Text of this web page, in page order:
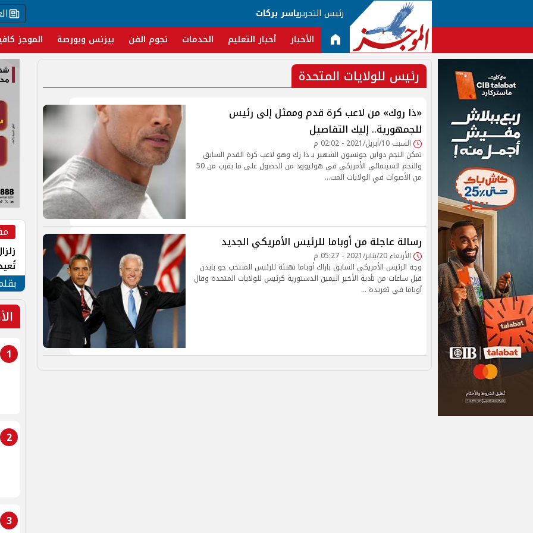
رئيس التحريرياسر بركات
الأخبار أخبار التعليم الخدمات نجوم الفن بيزنس وبورصة الموجز
رئيس للولايات المتحدة
«ذا روك» من لاعب كرة قدم وممثل إلى رئيس
للجمهورية.. إليك التفاصيل
السبت 10/أبريل/2021 - 02:02 م
تمكن النجم دواين جونسون الشهير بـ ذا رك وهو لاعب كرة القدم السابق
والنجم السينمائي الأمريكي في هوليوود من الحصول على ما يقرب من 50
من الأصوات في الولايات المت…
رسالة عاجلة من أوباما للرئيس الأمريكي الجديد
الأربعاء 20/يناير/2021 - 05:27 م
وجه الرئيس الأمريكي السابق باراك أوباما تهنئة للرئيس المنتخب جو بايدن
قبل ساعات من تأدية الأخير اليمين الدستورية كرئيس للولايات المتحدة وقال
أوباما في تغريدة …
1
2
3